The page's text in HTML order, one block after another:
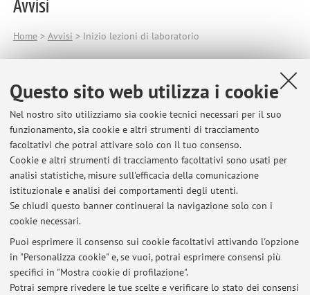
Questo sito web utilizza i cookie
Nel nostro sito utilizziamo sia cookie tecnici necessari per il suo
funzionamento, sia cookie e altri strumenti di tracciamento
facoltativi che potrai attivare solo con il tuo consenso.
Cookie e altri strumenti di tracciamento facoltativi sono usati per
analisi statistiche, misure sull'efficacia della comunicazione
istituzionale e analisi dei comportamenti degli utenti.
Se chiudi questo banner continuerai la navigazione solo con i
cookie necessari.
Puoi esprimere il consenso sui cookie facoltativi attivando l'opzione
in "Personalizza cookie" e, se vuoi, potrai esprimere consensi più
specifici in "Mostra cookie di profilazione".
Potrai sempre rivedere le tue scelte e verificare lo stato dei consensi
Avvisi
Home> Avvisi > Inizio lezioni di laboratorio
Inizio lezioni di laboratorio
Le lezioni di laboratorio cominceranno ilmartedì 17
settembre 2025.
Il materiale che verrà utilizzato durante le lezioni è
disponibile su virtuale al link seguente :
https://virtuale.unibo.it/my/
Pubblicato il: 01 luglio 2025
Ultimi avvisi
Inizio lezioni di laboratorio